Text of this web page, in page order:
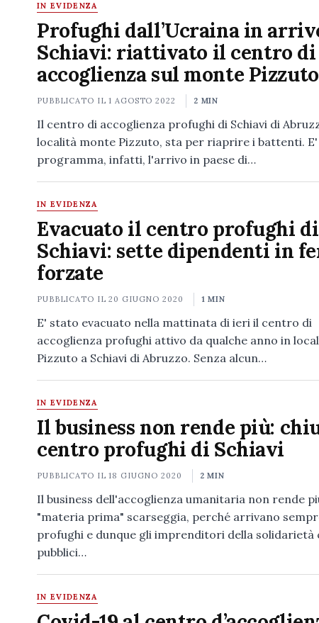
IN EVIDENZA
Profughi dall’Ucraina in
Schiavi: riattivato il centro di
accoglienza sul monte Pizzuto
PUBBLICATO IL1 AGOSTO 2022 2 MIN
Il centro di accoglienza profughi di Schiavi di
località monte Pizzuto, sta per riaprire i battenti.
programma, infatti, l'arrivo in paese di…
IN EVIDENZA
Evacuato il centro profughi di
Schiavi: sette dipendenti in
forzate
PUBBLICATO IL20 GIUGNO 2020 1 MIN
E' stato evacuato nella mattinata di ieri il centro di
accoglienza profughi attivo da qualche anno in
Pizzuto a Schiavi di Abruzzo. Senza alcun…
IN EVIDENZA
Il business non rende più:
centro profughi di Schiavi
PUBBLICATO IL18 GIUGNO 2020 2 MIN
Il business dell'accoglienza umanitaria non rende
"materia prima" scarseggia, perché arrivano
profughi e dunque gli imprenditori della solidarietà
pubblici…
IN EVIDENZA